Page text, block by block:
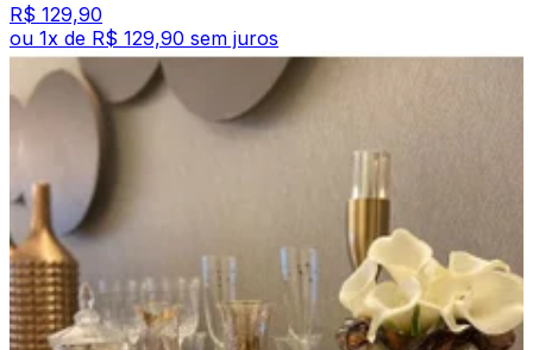
R$ 129,90
ou 1x de R$ 129,90 sem juros